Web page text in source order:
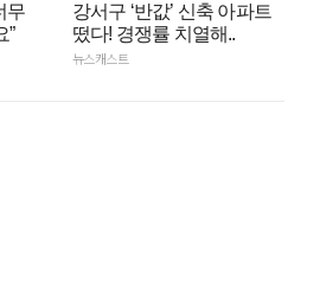
무
”
강서구 ‘반값’ 신축 아파트
떴다! 경쟁률 치열해..
뉴스캐스트